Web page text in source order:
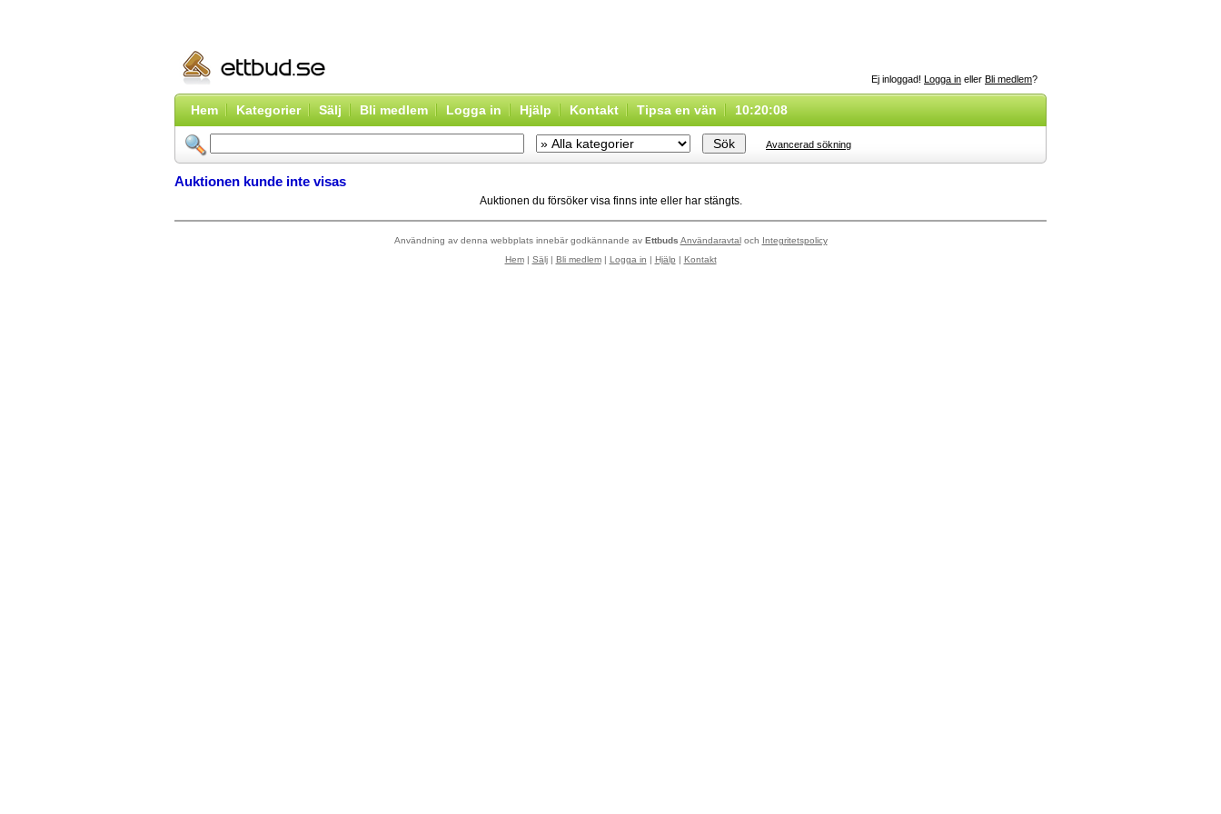
Ej inloggad! Logga in eller Bli medlem?
Hem Kategorier Sälj Bli medlem Logga in Hjälp Kontakt Tipsa en vän 10:20:08
Avancerad sökning
Auktionen kunde inte visas
Auktionen du försöker visa finns inte eller har stängts.
Användning av denna webbplats innebär godkännande av Ettbuds Användaravtaloch Integritetspolicy
Hem| Sälj| Bli medlem| Logga in | Hjälp | Kontakt